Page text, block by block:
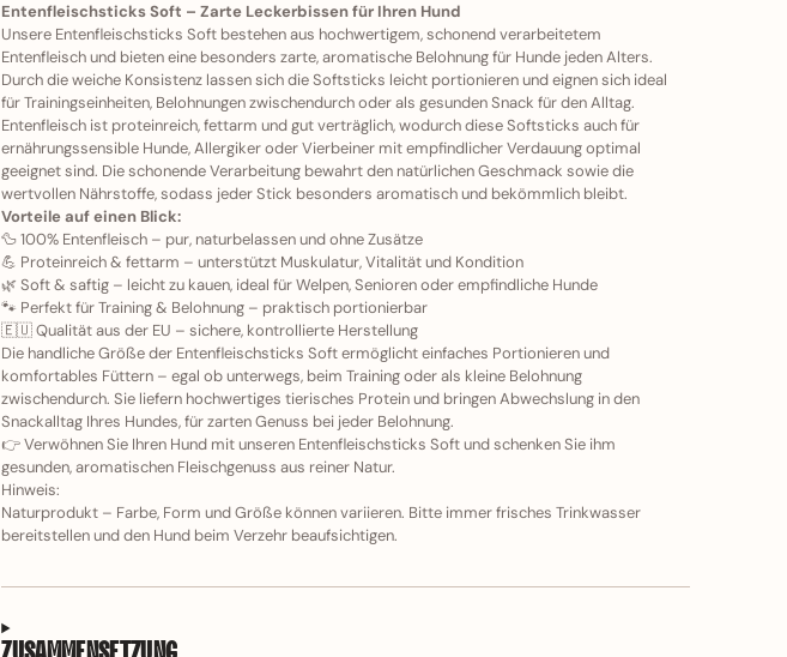
Entenfleischsticks Soft – Zarte Leckerbissen für Ihren Hund
Unsere Entenfleischsticks Soft bestehen aus hochwertigem, schonend verarbeitetem
Entenfleisch und bieten eine besonders zarte, aromatische Belohnung für Hunde jeden Alters.
Durch die weiche Konsistenz lassen sich die Softsticks leicht portionieren und eignen sich ideal
für Trainingseinheiten, Belohnungen zwischendurch oder als gesunden Snack für den Alltag.
Entenfleisch ist proteinreich, fettarm und gut verträglich, wodurch diese Softsticks auch für
ernährungssensible Hunde, Allergiker oder Vierbeiner mit empfindlicher Verdauung optimal
geeignet sind. Die schonende Verarbeitung bewahrt den natürlichen Geschmack sowie die
wertvollen Nährstoffe, sodass jeder Stick besonders aromatisch und bekömmlich bleibt.
Vorteile auf einen Blick:
🦆 100% Entenfleisch – pur, naturbelassen und ohne Zusätze
💪 Proteinreich & fettarm – unterstützt Muskulatur, Vitalität und Kondition
🌿 Soft & saftig – leicht zu kauen, ideal für Welpen, Senioren oder empfindliche Hunde
🐾 Perfekt für Training & Belohnung – praktisch portionierbar
🇪🇺 Qualität aus der EU – sichere, kontrollierte Herstellung
Die handliche Größe der Entenfleischsticks Soft ermöglicht einfaches Portionieren und
komfortables Füttern – egal ob unterwegs, beim Training oder als kleine Belohnung
zwischendurch. Sie liefern hochwertiges tierisches Protein und bringen Abwechslung in den
Snackalltag Ihres Hundes, für zarten Genuss bei jeder Belohnung.
👉 Verwöhnen Sie Ihren Hund mit unseren Entenfleischsticks Soft und schenken Sie ihm
gesunden, aromatischen Fleischgenuss aus reiner Natur.
Hinweis:
Naturprodukt – Farbe, Form und Größe können variieren. Bitte immer frisches Trinkwasser
bereitstellen und den Hund beim Verzehr beaufsichtigen.